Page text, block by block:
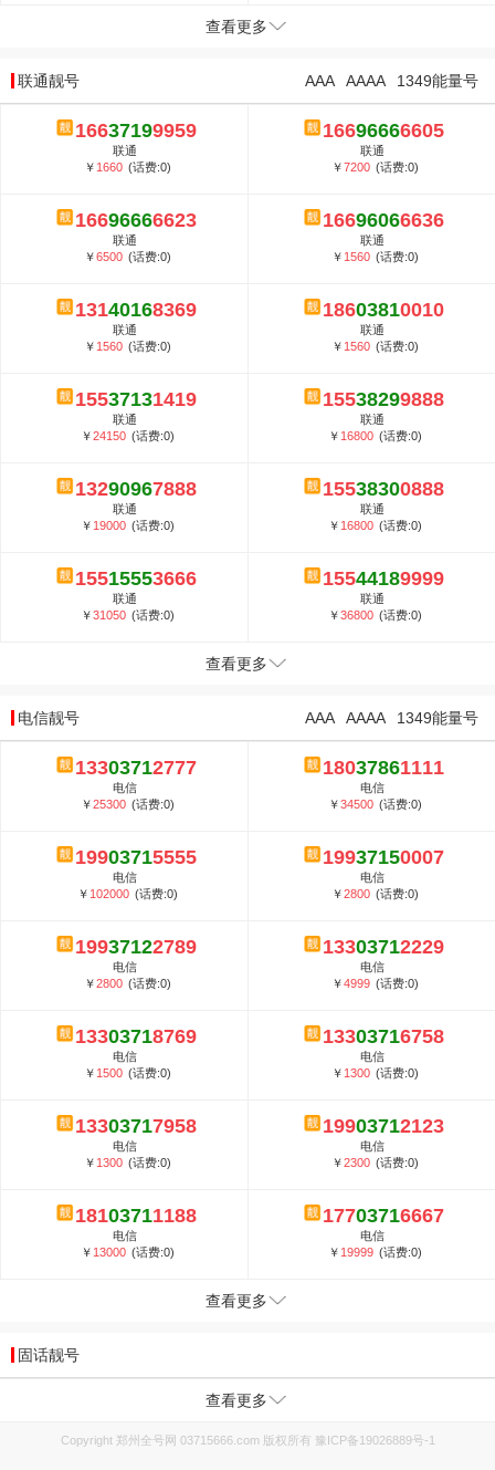
查看更多
联通靓号 1349能量号
AAAA
AAA
16637199959
联通
￥ 1660 (话费:0)
16696666605
联通
￥7200 (话费:0)
16696666623
联通
￥6500 (话费:0)
16696066636
联通
￥ 1560 (话费:0)
13140168369
联通
￥ 1560 (话费:0)
18603810010
联通
￥ 1560 (话费:0)
15537131419
联通
￥24150 (话费:0)
15538299888
联通
￥ 16800 (话费:0)
13290967888
联通
￥ 19000 (话费:0)
15538300888
联通
￥ 16800 (话费:0)
15515553666
联通
￥31050 (话费:0)
15544189999
联通
￥36800 (话费:0)
查看更多
电信靓号 1349能量号
AAAA
AAA
13303712777
电信
￥25300 (话费:0)
18037861111
电信
￥34500 (话费:0)
19903715555
电信
￥ 102000 (话费:0)
19937150007
电信
￥2800 (话费:0)
19937122789
电信
￥2800 (话费:0)
13303712229
电信
￥4999 (话费:0)
13303718769
电信
￥ 1500 (话费:0)
13303716758
电信
￥ 1300 (话费:0)
13303717958
电信
￥ 1300 (话费:0)
19903712123
电信
￥2300 (话费:0)
18103711188
电信
￥ 13000 (话费:0)
17703716667
电信
￥ 19999 (话费:0)
查看更多
固话靓号
查看更多
Copyright 郑州全号网 03715666.com 版权所有 豫ICP备19026889号-1